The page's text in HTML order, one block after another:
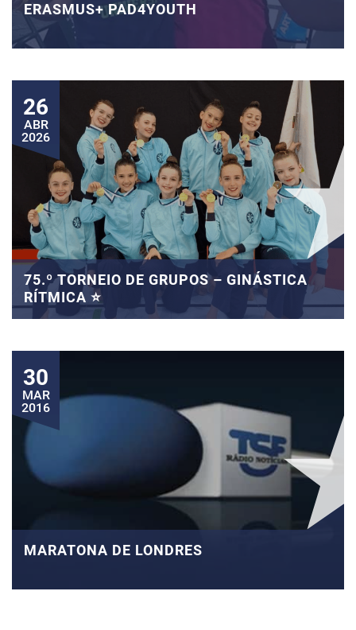
ERASMUS+ PAD4YOUTH
26
ABR
2026
75.º TORNEIO DE GRUPOS – GINÁSTICA
RÍTMICA ⭐
30
MAR
2016
MARATONA DE LONDRES